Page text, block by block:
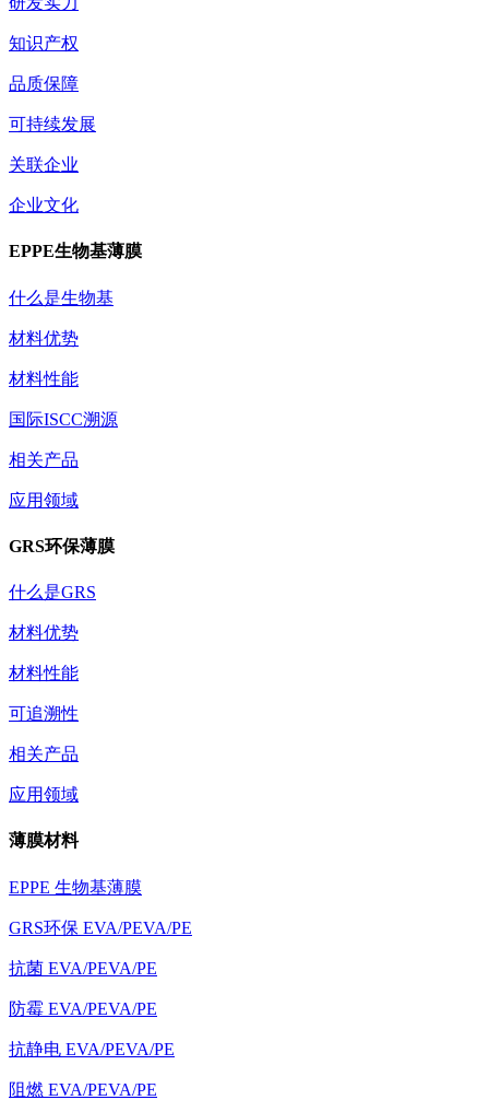
知识产权
品质保障
可持续发展
关联企业
企业文化
EPPE生物基薄膜
什么是生物基
材料优势
材料性能
国际ISCC溯源
相关产品
应用领域
GRS环保薄膜
什么是GRS
材料优势
材料性能
可追溯性
相关产品
应用领域
薄膜材料
EPPE 生物基薄膜
GRS环保 EVA/PEVA/PE
抗菌 EVA/PEVA/PE
防霉 EVA/PEVA/PE
抗静电 EVA/PEVA/PE
阻燃 EVA/PEVA/PE